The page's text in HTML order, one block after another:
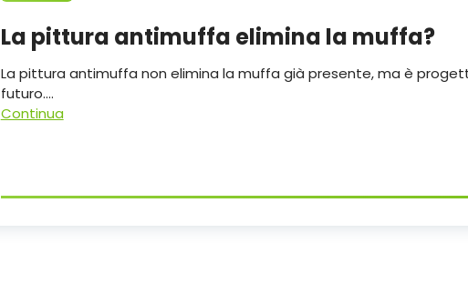
La pittura antimuffa elimina la muffa?
La pittura antimuffa non elimina la muffa già presente, ma è
futuro.…
Continua